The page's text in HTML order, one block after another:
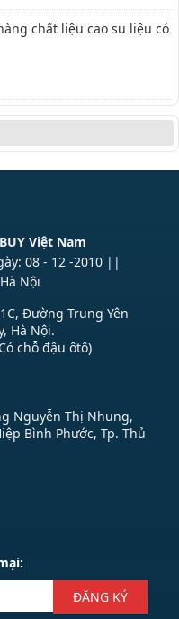
chất liệu cao su liệu có
Việt Nam
08 - 12 -2010 ||
Nội
Đường Trung Yên
Hà Nội.
chỗ đậu ôtô)
Nguyễn Thị Nhung,
Bình Phước, Tp. Thủ
ĐĂNG KÝ